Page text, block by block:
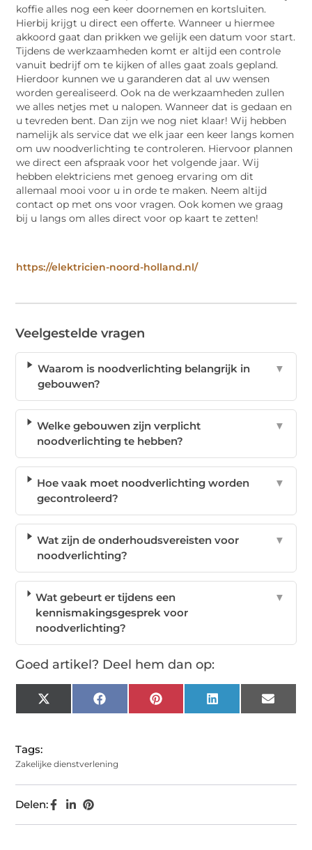
koffie alles nog een keer doornemen en kortsluiten.
Hierbij krijgt u direct een offerte. Wanneer u hiermee
akkoord gaat dan prikken we gelijk een datum voor start.
Tijdens de werkzaamheden komt er altijd een controle
vanuit bedrijf om te kijken of alles gaat zoals gepland.
Hierdoor kunnen we u garanderen dat al uw wensen
worden gerealiseerd. Ook na de werkzaamheden zullen
we alles netjes met u nalopen. Wanneer dat is gedaan en
u tevreden bent. Dan zijn we nog niet klaar! Wij hebben
namelijk als service dat we elk jaar een keer langs komen
om uw noodverlichting te controleren. Hiervoor plannen
we direct een afspraak voor het volgende jaar. Wij
hebben elektriciens met genoeg ervaring om dit
allemaal mooi voor u in orde te maken. Neem altijd
contact op met ons voor vragen. Ook komen we graag
bij u langs om alles direct voor op kaart te zetten!
https://elektricien-noord-holland.nl/
Veelgestelde vragen
Waarom is noodverlichting belangrijk in
gebouwen?
▼
Welke gebouwen zijn verplicht
noodverlichting te hebben?
▼
Hoe vaak moet noodverlichting worden
gecontroleerd?
▼
Wat zijn de onderhoudsvereisten voor
noodverlichting?
▼
Wat gebeurt er tijdens een
kennismakingsgesprek voor
noodverlichting?
▼
Goed artikel? Deel hem dan op:
X
(Twitter)
Facebook Pinterest LinkedIn Email
Tags:
Zakelijke dienstverlening
Delen: